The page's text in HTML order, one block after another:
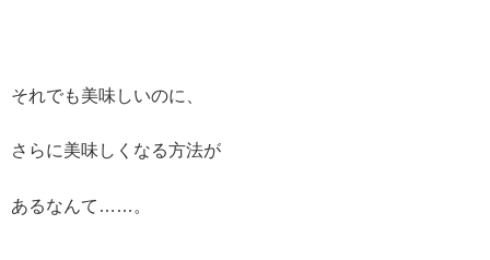
それでも美味しいのに、
さらに美味しくなる方法が
あるなんて……。